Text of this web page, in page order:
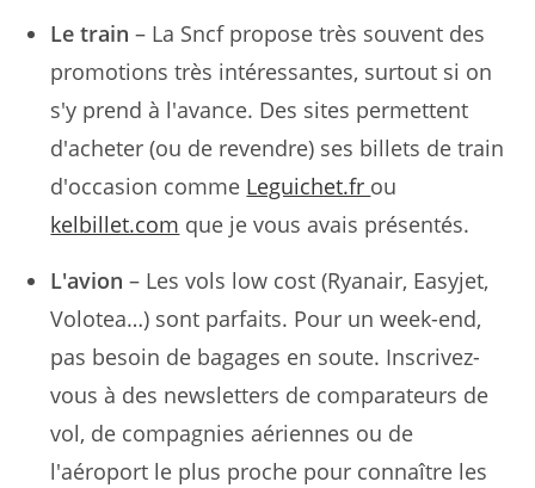
Le train – La Sncf propose très souvent des
promotions très intéressantes, surtout si on
s'y prend à l'avance. Des sites permettent
d'acheter (ou de revendre) ses billets de train
d'occasion comme Leguichet.fr ou
kelbillet.com que je vous avais présentés.
L'avion – Les vols low cost (Ryanair, Easyjet,
Volotea…) sont parfaits. Pour un week-end,
pas besoin de bagages en soute. Inscrivez-
vous à des newsletters de comparateurs de
vol, de compagnies aériennes ou de
l'aéroport le plus proche pour connaître les